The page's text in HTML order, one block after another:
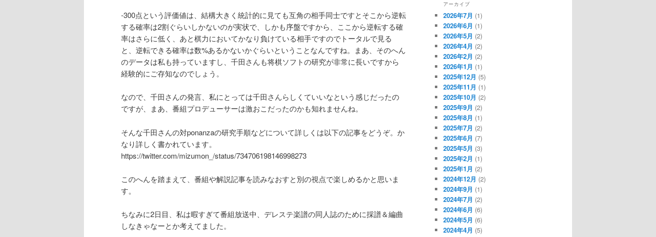
-300点という評価値は、結構大きく統計的に見ても互角の相手同士ですとそこから逆転
する確率は2割ぐらいしかないのが実状で、しかも序盤ですから、ここから逆転する確
率はさらに低く、あと棋力においてかなり負けている相手ですのでトータルで見る
と、逆転できる確率は数%あるかないかぐらいということなんですね。まあ、そのへん
のデータは私も持っていますし、千田さんも将棋ソフトの研究が非常に長いですから
経験的にご存知なのでしょう。
なので、千田さんの発言、私にとっては千田さんらしくていいなという感じだったの
ですが、まあ、番組プロデューサーは激おこだったのかも知れませんね。
そんな千田さんの対ponanzaの研究手順などについて詳しくは以下の記事をどうぞ。か
なり詳しく書かれています。
https://twitter.com/mizumon_/status/734706198146998273
このへんを踏まえて、番組や解説記事を読みなおすと別の視点で楽しめるかと思いま
す。
ちなみに2日目、私は暇すぎて番組放送中、デレステ楽譜の同人誌のために採譜＆編曲
しなきゃなーとか考えてました。
アーカイブ
2026年7月 (1)
2026年6月 (1)
2026年5月 (2)
2026年4月 (2)
2026年2月 (2)
2026年1月 (1)
2025年12月 (5)
2025年11月 (1)
2025年10月 (2)
2025年9月 (2)
2025年8月 (1)
2025年7月 (2)
2025年6月 (7)
2025年5月 (3)
2025年2月 (1)
2025年1月 (2)
2024年12月 (2)
2024年9月 (1)
2024年7月 (2)
2024年6月 (6)
2024年5月 (6)
2024年4月 (5)